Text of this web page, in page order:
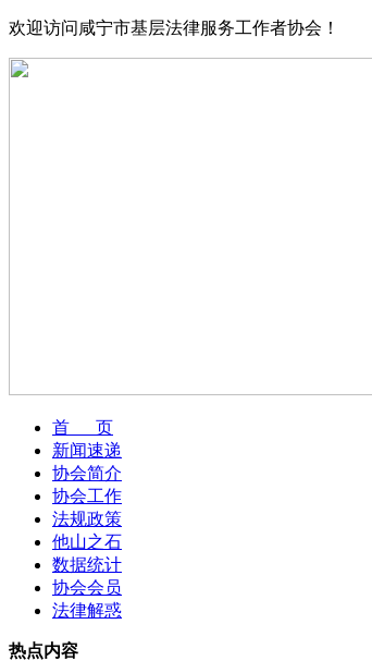
欢迎访问咸宁市基层法律服务工作者协会！
首 页
新闻速递
协会简介
协会工作
法规政策
他山之石
数据统计
协会会员
法律解惑
热点内容